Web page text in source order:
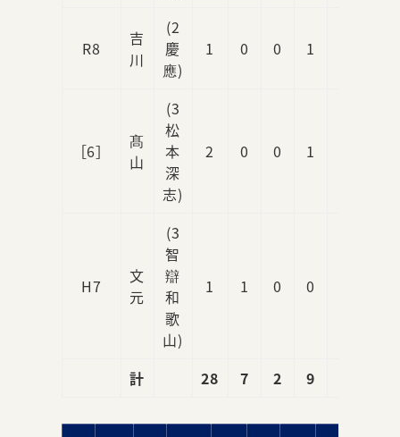
R8
吉
川
(2
慶
應)
1 0 0 1
［6］
髙
山
(3
松
本
深
志)
2 0 0 1
H7
文
元
(3
智
辯
和
歌
山)
1 1 0 0
計 28 7 2 9